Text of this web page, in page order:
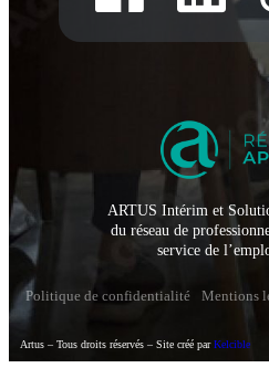
ARTUS Intérim et
du réseau de
service de
Politique de confidentialité Mentions
Artus – Tous droits réservés – Site créé parKelcible